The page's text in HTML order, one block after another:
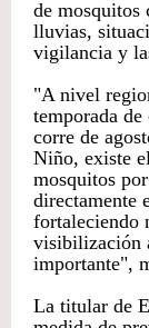
de mosquitos
lluvias,
vigilancia y
"A nivel
temporada
corre de
Niño, existe
mosquitos
directamente
fortaleciendo
visibilización
importante",
La titular de